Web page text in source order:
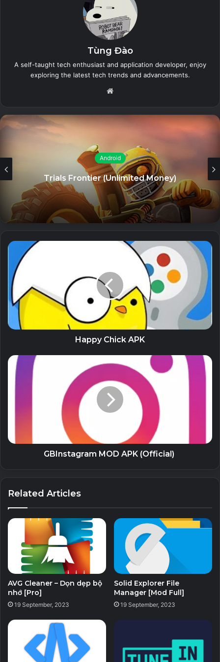
GBWhatsapp Apk có rất nhiều tính năng thú vị khiến người
dùng bị thu hút. Kể từ khi bạn sử dụng ứng dụng này, nó đã
trở thành một trong những ứng dụng hàng đầu cho điện
thoại Android của bạn. Tôi sẽ đề cập đến một số tính năng
hàng đầu của ứng dụng này. Bạn có thể cài đặt để tận
tính năng hay. Kiểm tra các tính năng này dựa trên bản cập
Kiểm tra lịch sử tin nhắn đã khôi phục từ danh
bạ/nhóm. Trong tính năng này, bạn có thể nhận thông báo
về các tin nhắn đã bị thu hồi. Trong đó, bạn có thể nhận
được rất nhiều tin nhắn cùng một lúc.
Related Articles
26 July, 2023
Zero City: base-building games (MOD
Menu, High Damage/Defense)
26 July, 2023
Land of Legends: Island
26 July, 2023
iToolab WatsGo (Unlocked) – Chuyển
WhatsApp giữa Android và iPhone
26 July, 2023
Thay đổi khả năng hiển thị của danh bạ thiết bị.
Mời bạn bè sử dụng GBWhatsapp.
Đánh dấu tin nhắn đã đọc từ thông báo.
Phát video GBWhatsapp bằng trình phát nhạc của
Nhiều tùy chọn thanh toán hơn để bạn có thể thanh
toán cho bạn bè thông qua tài khoản ngân hàng của
mình.
Đặt tin nhắn tự động trả lời khi bạn bận và thêm hoặc
xóa địa chỉ trả lời tự động.
Hỗ trợ nhiều biểu tượng cảm xúc, Biểu tượng cảm xúc,
GIF, v.v.
Internet của GBWhatsapp.
Bạn có thể lọc tin nhắn, Chống thu hồi tin nhắn.
Chia sẻ vị trí với bạn bè của bạn.
Tùng Đào
A self-taught tech enthusiast and application developer, enjoy
exploring the latest tech trends and advancements.
Android
Trials Frontier (Unlimited Money)
Happy Chick APK
GBInstagram MOD APK (Official)
Related Articles
AVG Cleaner – Dọn dẹp bộ
nhớ [Pro]
19 September, 2023
Solid Explorer File
Manager [Mod Full]
19 September, 2023